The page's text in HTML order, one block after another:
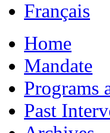
Français
Home
Mandate
Programs
Past